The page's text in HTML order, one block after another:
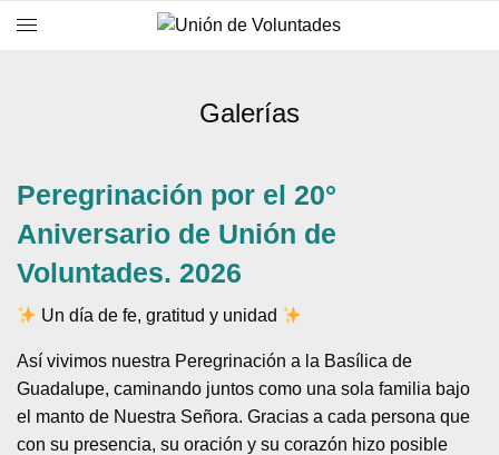
Galerías
Peregrinación por el 20°
Aniversario de Unión de
Voluntades. 2026
Un día de fe, gratitud y unidad
Así vivimos nuestra Peregrinación a la Basílica de
Guadalupe, caminando juntos como una sola familia bajo
el manto de Nuestra Señora. Gracias a cada persona que
con su presencia, su oración y su corazón hizo posible